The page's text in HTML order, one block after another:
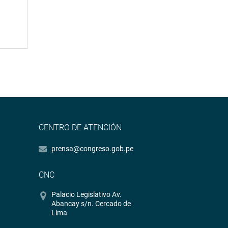
CENTRO DE ATENCIÓN
prensa@congreso.gob.pe
CNC
Palacio Legislativo Av.
Abancay s/n. Cercado de
Lima